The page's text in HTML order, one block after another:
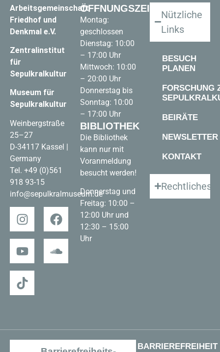
Arbeitsgemeinschaft
Friedhof und
Denkmal e.V.
Zentralinstitut
für
Sepulkralkultur
Museum für
Sepulkralkultur
Weinbergstraße
25–27
D-34117 Kassel |
Germany
Tel. +49 (0)561
918 93-15
info@sepulkralmuseum.de
ÖFFNUNGSZEITEN
Montag:
geschlossen
Dienstag: 10:00
– 17:00 Uhr
Mittwoch: 10:00
– 20:00 Uhr
Donnerstag bis
Sonntag: 10:00
– 17:00 Uhr
BIBLIOTHEK
Die Bibliothek
kann nur mit
Voranmeldung
besucht werden!
Donnerstag und
Freitag: 10:00 –
12:00 Uhr und
12:30 – 15:00
Uhr
Nützliche
Links
BESUCH
PLANEN
FORSCHUNG
BEIRÄTE
NEWSLETTER
KONTAKT
Rechtliches
BARRIEREFREIHEIT